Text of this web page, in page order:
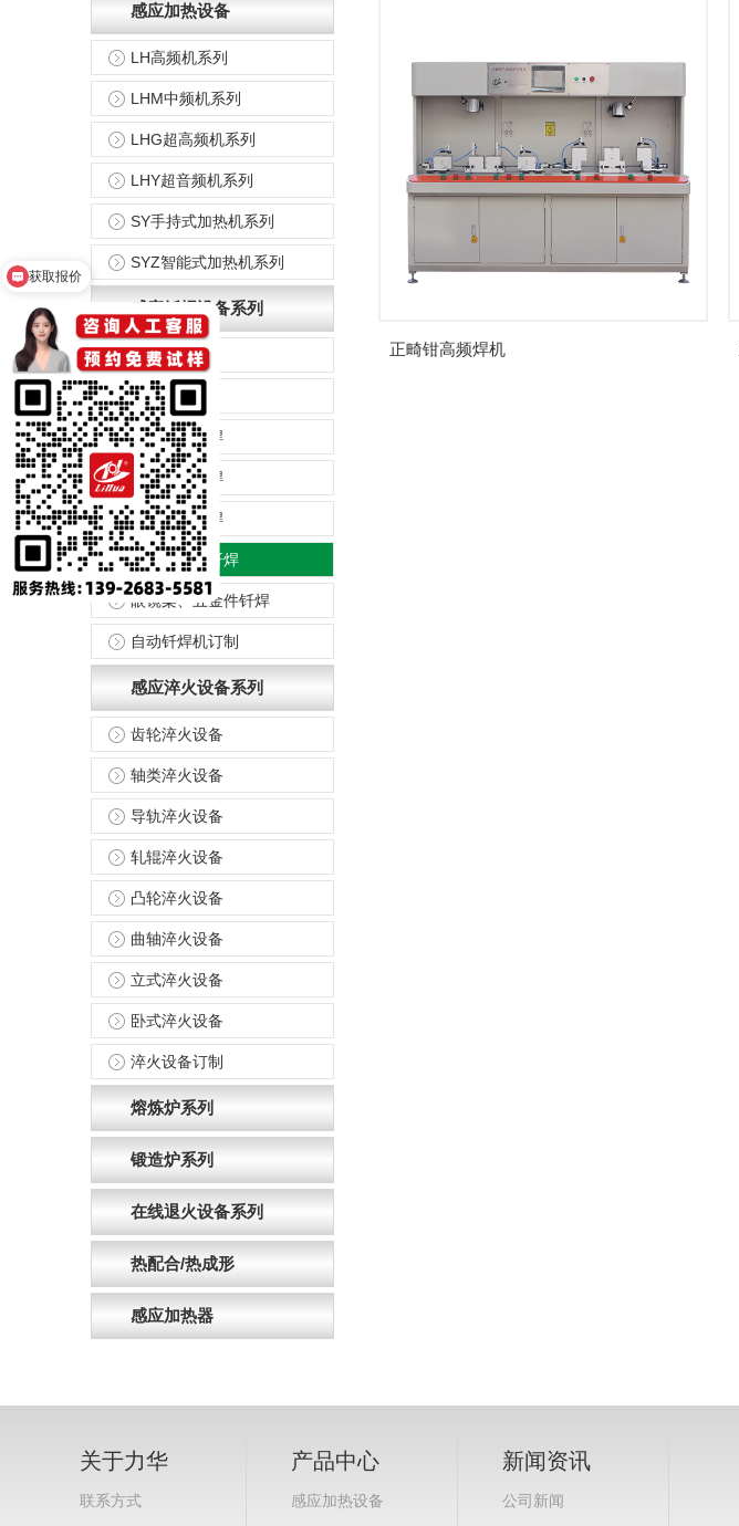
感应加热设备
LH高频机系列
LHM中频机系列
LHG超高频机系列
LHY超音频机系列
SY手持式加热机系列
SYZ智能式加热机系列
感应钎焊设备系列
散热器钎焊
发热盘钎焊
铜锅铝锅钎焊
空调铜管钎焊
刀具钻头钎焊
铜线、铜片钎焊
眼镜架、五金件钎焊
自动钎焊机订制
感应淬火设备系列
齿轮淬火设备
轴类淬火设备
导轨淬火设备
轧辊淬火设备
凸轮淬火设备
曲轴淬火设备
立式淬火设备
卧式淬火设备
淬火设备订制
熔炼炉系列
锻造炉系列
在线退火设备系列
热配合/热成形
感应加热器
正畸钳高频焊机
关于力华
联系方式
产品中心
感应加热设备
新闻资讯
公司新闻
获取报价